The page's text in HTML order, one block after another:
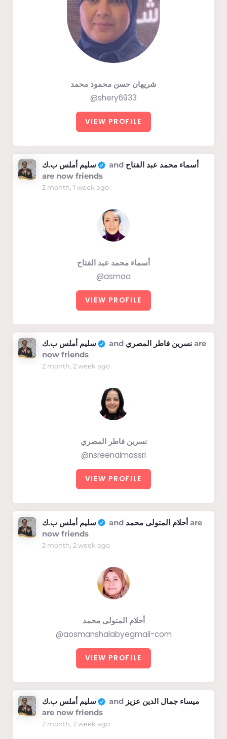
شريهان حسن محمود محمد
@shery6933
VIEW PROFILE
سليم أملس ب.ك and أسماء محمد عبد الفتاح
are now friends
2 month, 1 week ago
أسماء محمد عبد الفتاح
@asmaa
VIEW PROFILE
سليم أملس ب.ك and نسرين فاطر المصري are
now friends
2 month, 2 week ago
نسرين فاطر المصري
@nsreenalmassri
VIEW PROFILE
سليم أملس ب.ك and أحلام المتولى محمد are
now friends
2 month, 2 week ago
أحلام المتولى محمد
@aosmanshalabyegmail-com
VIEW PROFILE
سليم أملس ب.ك and ميساء جمال الدين عزيز
are now friends
2 month, 2 week ago